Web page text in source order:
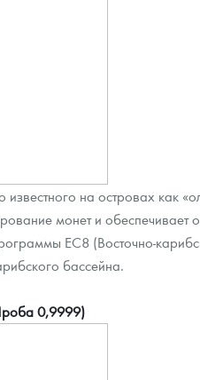
на островах как
монет и обеспечивает
EC8 (Восточно-
бассейна.
0,9999)